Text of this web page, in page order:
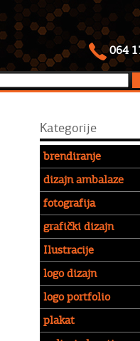
064
Kategorije
brendiranje
dizajn ambalaze
fotografija
grafički dizajn
Ilustracije
logo dizajn
logo portfolio
plakat